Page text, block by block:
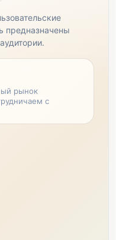
предназначены
рынок
с